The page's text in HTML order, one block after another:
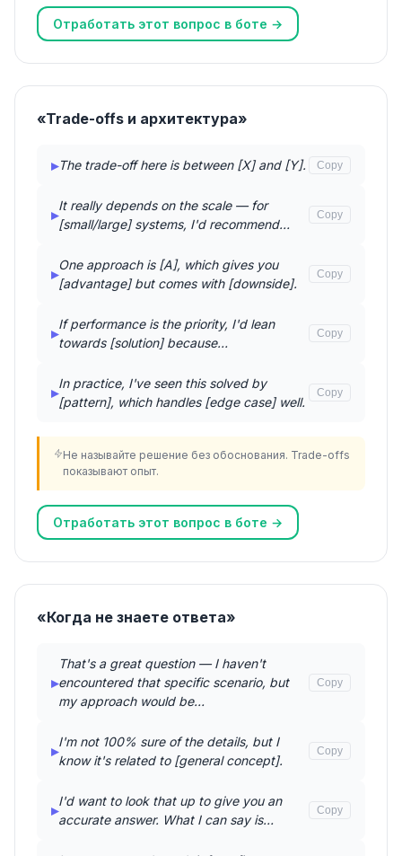
Отработать этот вопрос в боте →
«Trade-offs и архитектура»
▸The trade-off here is between [X] and [Y]. Copy
▸
It really depends on the scale — for
[small/large] systems, I'd recommend…
Copy
▸
One approach is [A], which gives you
[advantage] but comes with [downside].
Copy
▸
If performance is the priority, I'd lean
towards [solution] because…
Copy
▸
In practice, I've seen this solved by
[pattern], which handles [edge case] well.
Copy
Не называйте решение без обоснования. Trade-offs
показывают опыт.
Отработать этот вопрос в боте →
«Когда не знаете ответа»
▸
That's a great question — I haven't
encountered that specific scenario, but
my approach would be…
Copy
▸
I'm not 100% sure of the details, but I
know it's related to [general concept].
Copy
▸
I'd want to look that up to give you an
accurate answer. What I can say is…
Copy